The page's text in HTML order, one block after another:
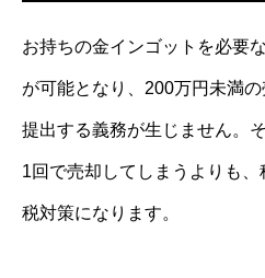
お持ちの金インゴットを必要
が可能となり、200万円未満
提出する義務が生じません。
1回で売却してしまうよりも
税対策になります。